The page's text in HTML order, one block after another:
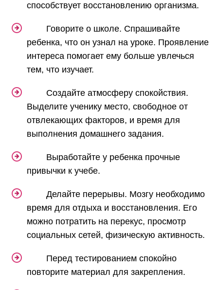
способствует восстановлению организма.
Говорите о школе. Спрашивайте
ребенка, что он узнал на уроке. Проявление
интереса помогает ему больше увлечься
тем, что изучает.
Создайте атмосферу спокойствия.
Выделите ученику место, свободное от
отвлекающих факторов, и время для
выполнения домашнего задания.
Выработайте у ребенка прочные
привычки к учебе.
Делайте перерывы. Мозгу необходимо
время для отдыха и восстановления. Его
можно потратить на перекус, просмотр
социальных сетей, физическую активность.
Перед тестированием спокойно
повторите материал для закрепления.